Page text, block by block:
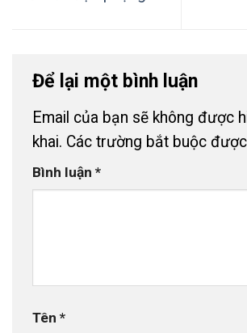
Để lại một bình luận
Email của bạn sẽ không được
khai. Các trường bắt buộc
Bình luận *
Tên *